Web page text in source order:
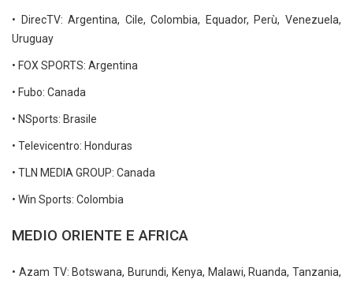
• DirecTV: Argentina, Cile, Colombia, Equador, Perù, Venezuela,
Uruguay
• FOX SPORTS: Argentina
• Fubo: Canada
• NSports: Brasile
• Televicentro: Honduras
• TLN MEDIA GROUP: Canada
• Win Sports: Colombia
MEDIO ORIENTE E AFRICA
• Azam TV: Botswana, Burundi, Kenya, Malawi, Ruanda, Tanzania,